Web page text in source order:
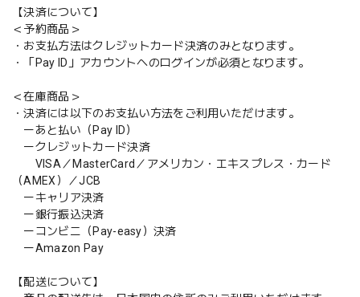
【決済について】
＜予約商品＞
・お支払方法はクレジットカード決済のみとなります。
・「Pay ID」アカウントへのログインが必須となります。
＜在庫商品＞
・決済には以下のお支払い方法をご利用いただけます。
ーあと払い（Pay ID）
ークレジットカード決済
VISA／MasterCard／アメリカン・エキスプレス・カード
（AMEX）／JCB
ーキャリア決済
ー銀行振込決済
ーコンビニ（Pay-easy）決済
ーAmazon Pay
【配送について】